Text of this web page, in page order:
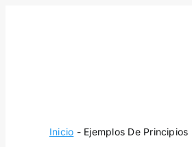
Inicio - Ejemplos De